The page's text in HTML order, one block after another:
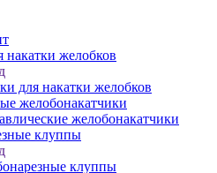
накатки желобков
для накатки желобков
желобонакатчики
желобонакатчики
клуппы
клуппы